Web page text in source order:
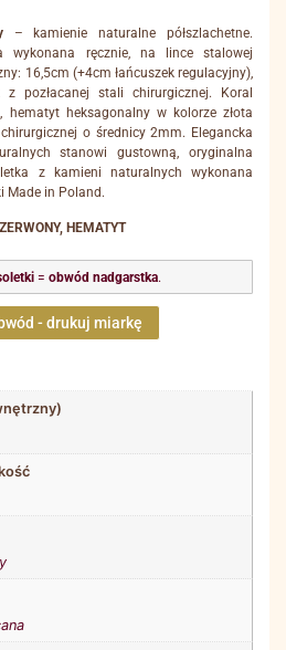
– kamienie naturalne półszlachetne.
wykonana ręcznie, na lince stalowej
16,5cm (+4cm łańcuszek regulacyjny),
pozłacanej stali chirurgicznej. Koral
hematyt heksagonalny w kolorze złota
o średnicy 2mm. Elegancka
stanowi gustowną, oryginalna
z kamieni naturalnych wykonana
Made in Poland.
HEMATYT
= obwód nadgarstka.
- drukuj miarkę